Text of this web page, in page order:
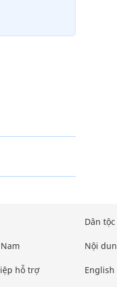
hỗ trợ
Dân
Nội
English